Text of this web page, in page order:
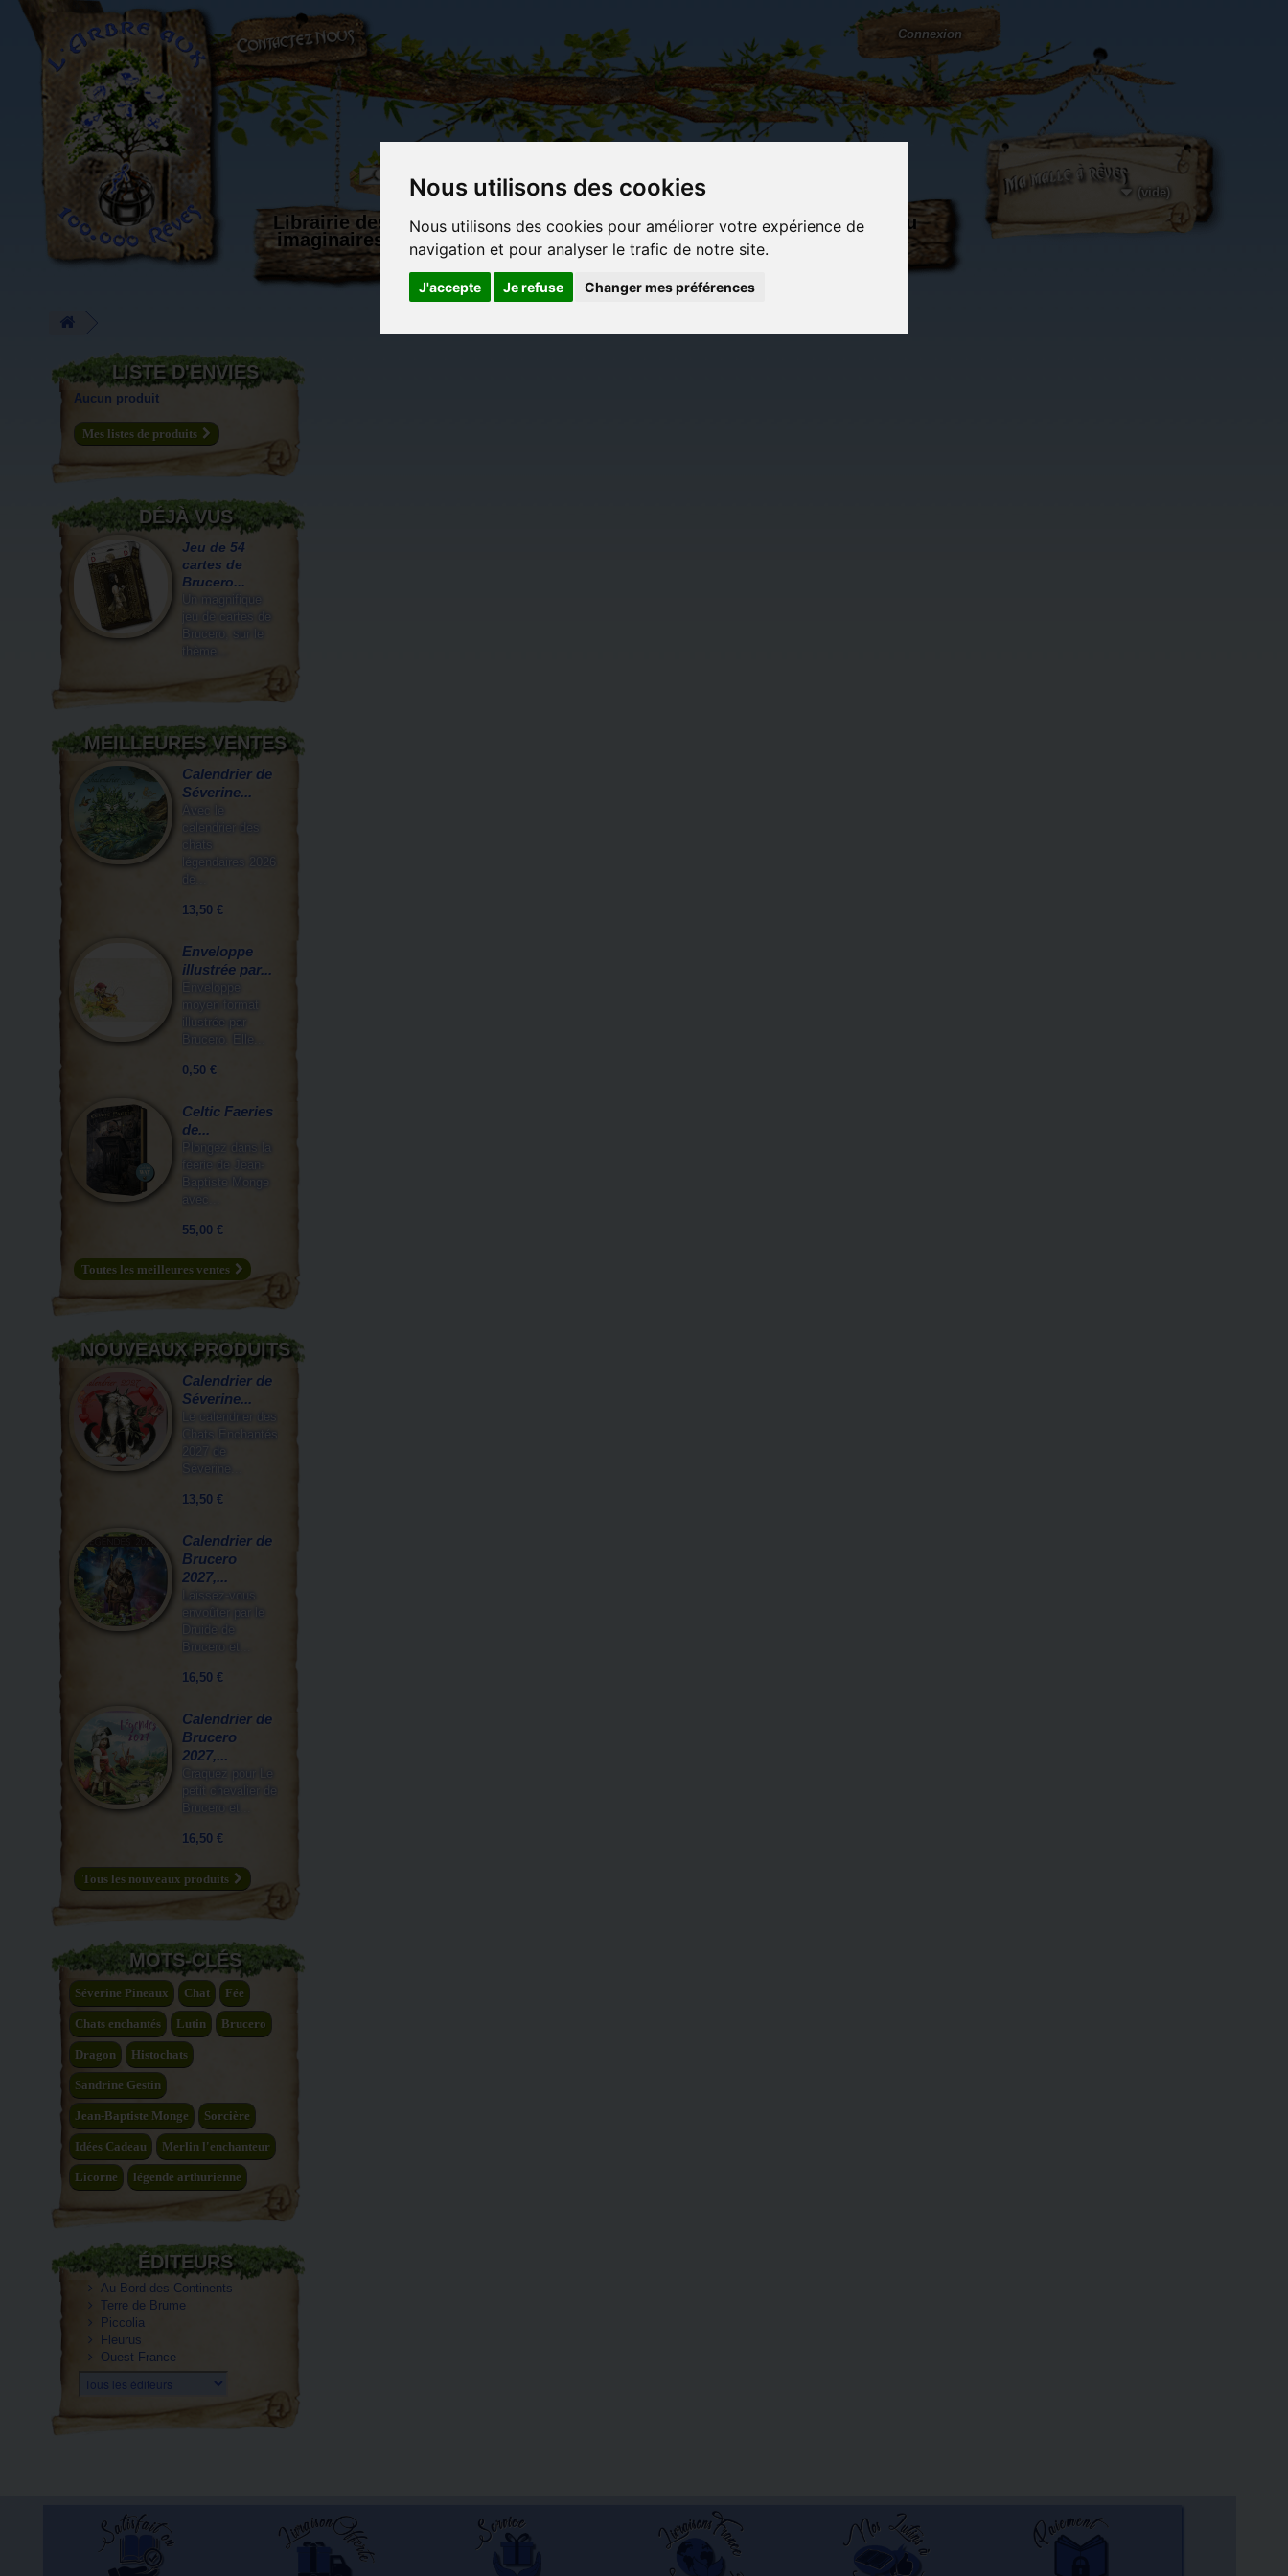
Nous utilisons des cookies
Nous utilisons des cookies pour améliorer votre expérience de
navigation et pour analyser le trafic de notre site.
J'accepte Je refuse Changer mes préférences
L'Arbre aux 100.000 Rêves
Connexion
(vide)
Librairie des
imaginaires
Carterie
papeterie
originale
Activités
manuelles,
détente et
Objets déco et
cadeaux
originaux
Du côté du
blog...
LISTE D'ENVIES
Aucun produit
Mes listes de produits
DÉJÀ VUS
Jeu de 54
cartes de
Brucero...
Un magnifique
jeu de cartes de
Brucero, sur le
thème...
MEILLEURES VENTES
Calendrier de
Séverine...
Avec le
calendrier des
chats
légendaires 2026
de...
13,50 €
Enveloppe
illustrée par...
Enveloppe
moyen format
illustrée par
Brucero. Elle...
0,50 €
Celtic Faeries
de...
Plongez dans la
féerie de Jean-
Baptiste Monge
avec...
55,00 €
Toutes les meilleures ventes
NOUVEAUX PRODUITS
Calendrier de
Séverine...
Le calendrier des
Chats Enchantés
2027 de
Séverine...
13,50 €
Calendrier de
Brucero
2027,...
Laissez-vous
envoûter par le
Druide de
Brucero et...
16,50 €
Calendrier de
Brucero
2027,...
Craquez pour Le
petit chevalier de
Brucero et...
16,50 €
Tous les nouveaux produits
MOTS-CLÉS
Séverine Pineaux Chat Fée
Chats enchantés Lutin Brucero
Dragon Histochats
Sandrine Gestin
Jean-Baptiste Monge Sorcière
Idées Cadeau Merlin l'enchanteur
Licorne légende arthurienne
ÉDITEURS
Au Bord des Continents
Terre de Brume
Piccolia
Fleurus
Ouest France
Tous les éditeurs